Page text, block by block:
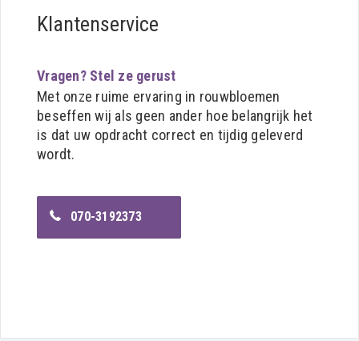
Klantenservice
Vragen? Stel ze gerust
Met onze ruime ervaring in rouwbloemen
beseffen wij als geen ander hoe belangrijk het
is dat uw opdracht correct en tijdig geleverd
wordt.
070-3192373